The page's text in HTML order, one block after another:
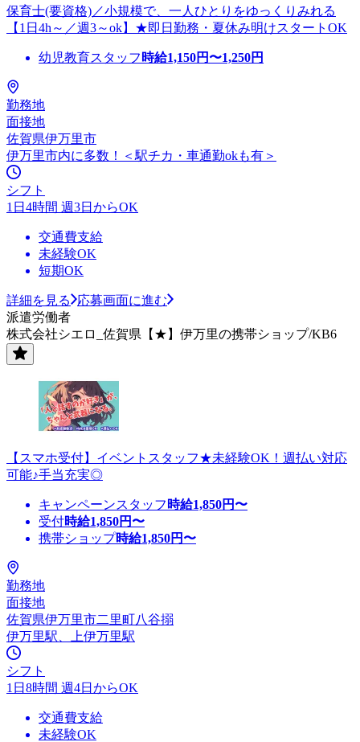
保育士(要資格)／小規模で、一人ひとりをゆっくりみれる
【1日4h～／週3～ok】★即日勤務・夏休み明けスタートOK
幼児教育スタッフ 時給1,150円〜1,250円
勤務地
面接地
佐賀県伊万里市
伊万里市内に多数！＜駅チカ・車通勤okも有＞
シフト
1日4時間 週3日からOK
交通費支給
未経験OK
短期OK
詳細を見る
応募画面に進む
派遣労働者
株式会社シエロ_佐賀県【★】伊万里の携帯ショップ/KB6
【スマホ受付】イベントスタッフ★未経験OK！週払い対応
可能♪手当充実◎
キャンペーンスタッフ 時給1,850円〜
受付時給1,850円〜
携帯ショップ時給1,850円〜
勤務地
面接地
佐賀県伊万里市二里町八谷搦
伊万里駅、上伊万里駅
シフト
1日8時間 週4日からOK
交通費支給
未経験OK